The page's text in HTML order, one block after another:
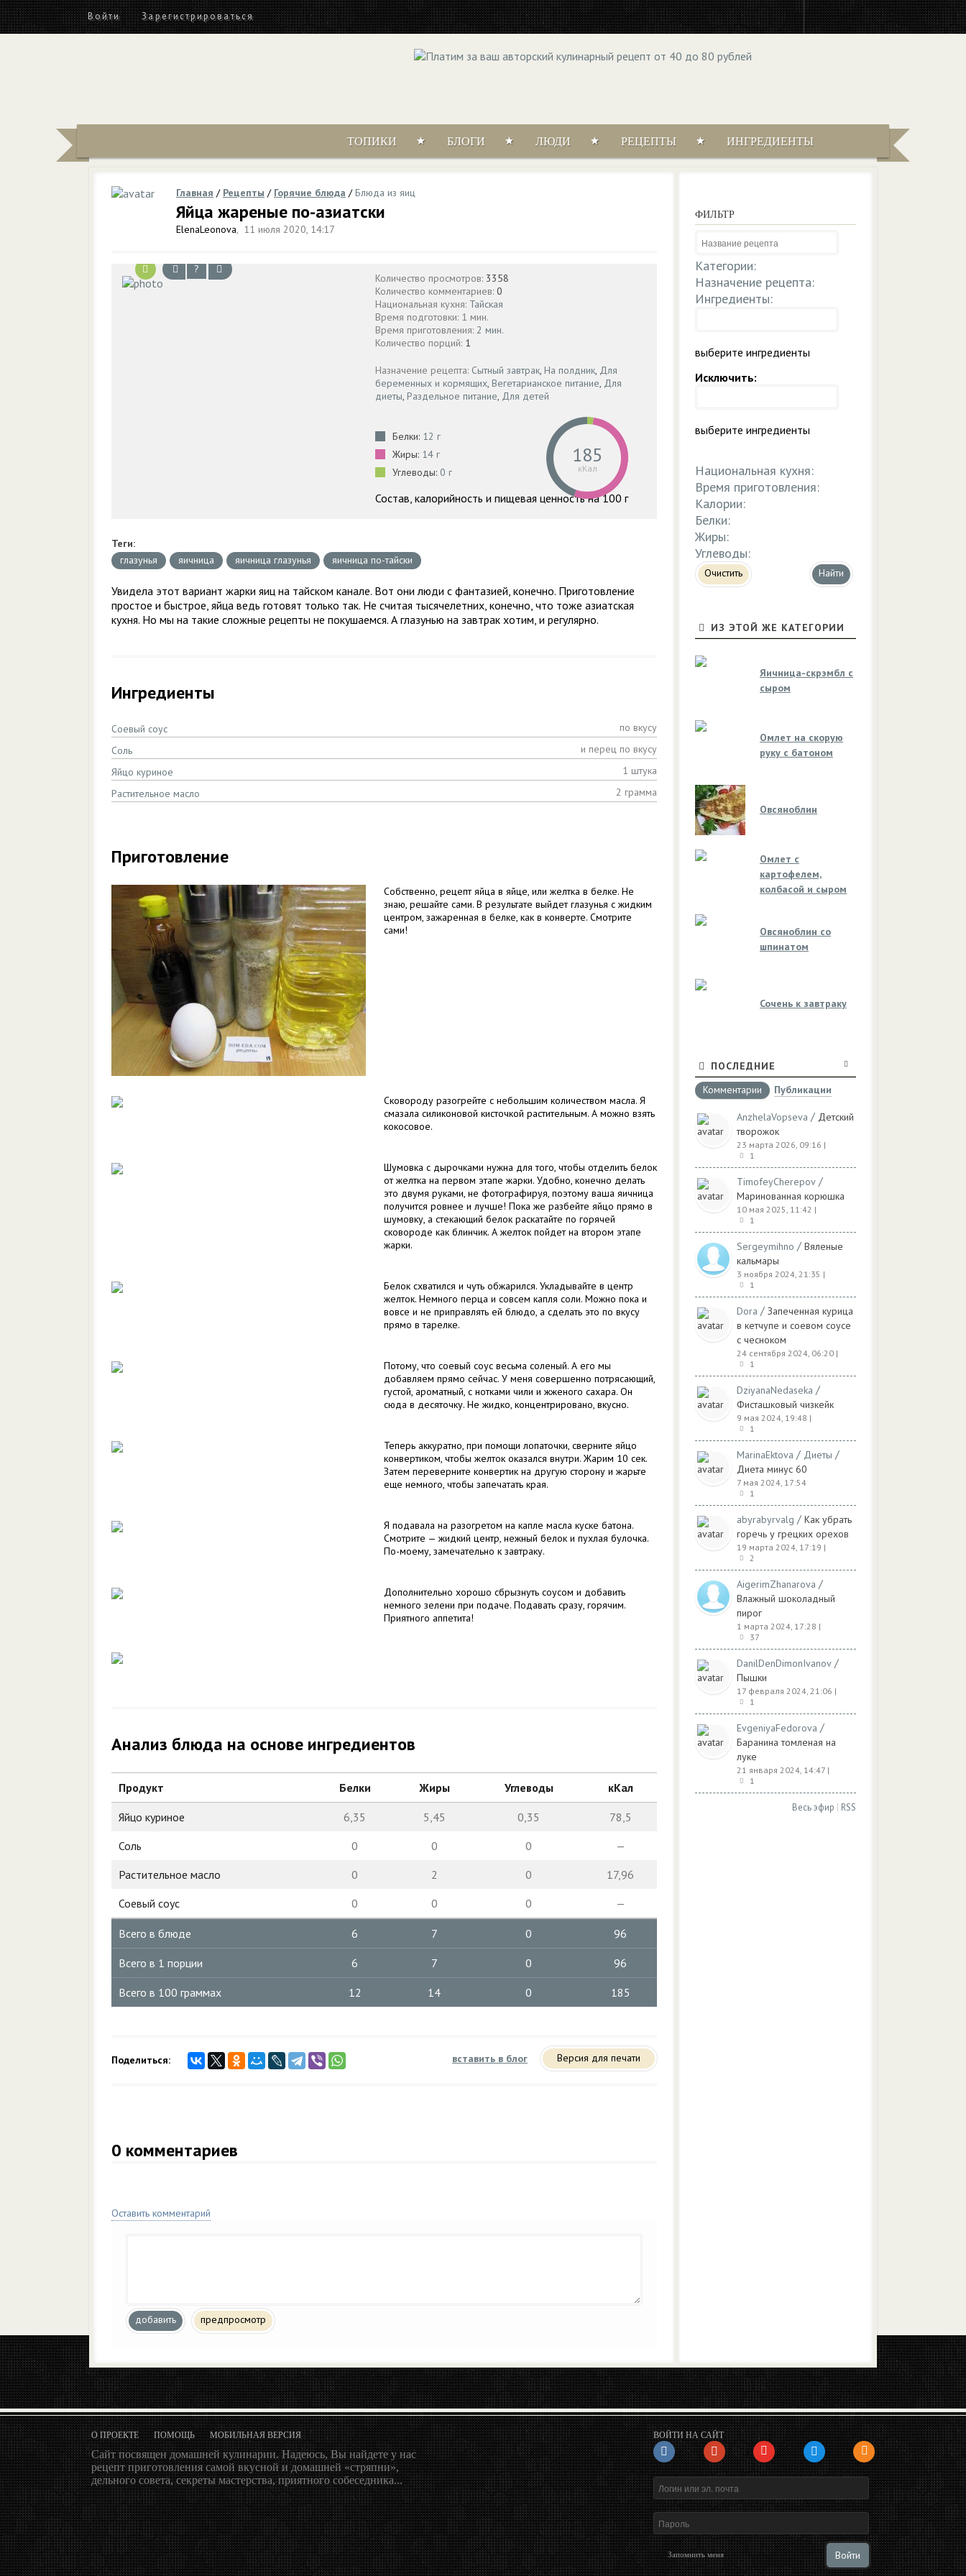
Войти Зарегистрироваться
ТОПИКИ БЛОГИ ЛЮДИ РЕЦЕПТЫ ИНГРЕДИЕНТЫ
Главная / Рецепты / Горячие блюда /Блюда из яиц
Яйца жареные по-азиатски
ElenaLeonova, 11 июля 2020, 14:17
?
Количество просмотров: 3358
Количество комментариев: 0
Национальная кухня: Тайская
Время подготовки: 1 мин.
Время приготовления: 2 мин.
Количество порций: 1
Назначение рецепта: Сытный завтрак, На полдник, Для
беременных и кормящих, Вегетарианское питание, Для
диеты, Раздельное питание, Для детей
Белки: 12 г
Жиры: 14 г
Углеводы: 0 г
185
кКал
Состав, калорийность и пищевая ценность на 100 г
Теги:
глазунья
яичница яичница глазунья яичница по-тайски
Увидела этот вариант жарки яиц на тайском канале. Вот они люди с фантазией, конечно. Приготовление
простое и быстрое, яйца ведь готовят только так. Не считая тысячелетних, конечно, что тоже азиатская
кухня. Но мы на такие сложные рецепты не покушаемся. А глазунью на завтрак хотим, и регулярно.
Ингредиенты
Соевый соус
по вкусу
Соль
и перец по вкусу
Яйцо куриное
1 штука
Растительное масло
2 грамма
Приготовление
Собственно, рецепт яйца в яйце, или желтка в белке. Не
знаю, решайте сами. В результате выйдет глазунья с жидким
центром, зажаренная в белке, как в конверте. Смотрите
сами!
Сковороду разогрейте с небольшим количеством масла. Я
смазала силиконовой кисточкой растительным. А можно взять
кокосовое.
Шумовка с дырочками нужна для того, чтобы отделить белок
от желтка на первом этапе жарки. Удобно, конечно делать
это двумя руками, не фотографируя, поэтому ваша яичница
получится ровнее и лучше! Пока же разбейте яйцо прямо в
шумовку, а стекающий белок раскатайте по горячей
сковороде как блинчик. А желток пойдет на втором этапе
жарки.
Белок схватился и чуть обжарился. Укладывайте в центр
желток. Немного перца и совсем капля соли. Можно пока и
вовсе и не приправлять ей блюдо, а сделать это по вкусу
прямо в тарелке.
Потому, что соевый соус весьма соленый. А его мы
добавляем прямо сейчас. У меня совершенно потрясающий,
густой, ароматный, с нотками чили и жженого сахара. Он
сюда в десяточку. Не жидко, концентрировано, вкусно.
Теперь аккуратно, при помощи лопаточки, сверните яйцо
конвертиком, чтобы желток оказался внутри. Жарим 10 сек.
Затем переверните конвертик на другую сторону и жарьте
еще немного, чтобы запечатать края.
Я подавала на разогретом на капле масла куске батона.
Смотрите — жидкий центр, нежный белок и пухлая булочка.
По-моему, замечательно к завтраку.
Дополнительно хорошо сбрызнуть соусом и добавить
немного зелени при подаче. Подавать сразу, горячим.
Приятного аппетита!
Анализ блюда на основе ингредиентов
Продукт Белки Жиры Углеводы кКал
Яйцо куриное 6,35 5,45 0,35
78,5
Соль
0 0 0
—
Растительное масло
0 2 0
17,96
Соевый соус
0 0 0 —
Всего в блюде 6 7 0 96
Всего в 1 порции 6 7 0 96
Всего в 100 граммах 12 14 0 185
Поделиться: вставить в блог Версия для печати
0 комментариев
Оставить комментарий
добавить предпросмотр
ФИЛЬТР
Категории:
Назначение рецепта:
Ингредиенты:
выберите ингредиенты
Исключить:
выберите ингредиенты
Национальная кухня:
Время приготовления:
Калории:
Белки:
Жиры:
Углеводы:
Очистить
ИЗ ЭТОЙ ЖЕ КАТЕГОРИИ
Яичница-скрэмбл с
сыром
Омлет на скорую
руку с батоном
Овсяноблин
Омлет с
картофелем,
колбасой и сыром
Овсяноблин со
шпинатом
Сочень к завтраку
ПОСЛЕДНИЕ
Комментарии
Публикации
AnzhelaVopseva / Детский
творожок
23 марта 2026, 09:16 |
1
TimofeyCherepov /
Маринованная корюшка
10 мая 2025, 11:42 |
1
Sergeymihno / Вяленые
кальмары
3 ноября 2024, 21:35 |
1
Dora / Запеченная курица
в кетчупе и соевом соусе
с чесноком
24 сентября 2024, 06:20 |
1
DziyanaNedaseka /
Фисташковый чизкейк
9 мая 2024, 19:48 |
1
MarinaEktova / Диеты /
Диета минус 60
7 мая 2024, 17:54
1
abyrabyrvalg / Как убрать
горечь у грецких орехов
19 марта 2024, 17:19 |
2
AigerimZhanarova /
Влажный шоколадный
пирог
1 марта 2024, 17:28 |
37
DanilDenDimonIvanov /
Пышки
17 февраля 2024, 21:06 |
1
EvgeniyaFedorova /
Баранина томленая на
луке
21 января 2024, 14:47 |
1
Весь эфир | RSS
О ПРОЕКТЕПОМОЩЬ МОБИЛЬНАЯ ВЕРСИЯ
Сайт посвящен домашней кулинарии. Надеюсь, Вы найдете у нас
рецепт приготовления самой вкусной и домашней «стряпни»,
дельного совета, секреты мастерства, приятного собеседника...
ВОЙТИ НА САЙТ
Запомнить меня Войти